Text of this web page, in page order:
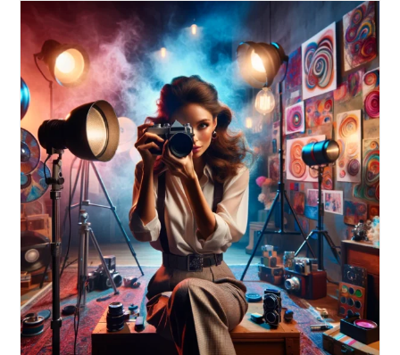
101
–
Bastelideen
Und
Fotografie
Als
Ausdruck
Deiner
Persönlichkeit